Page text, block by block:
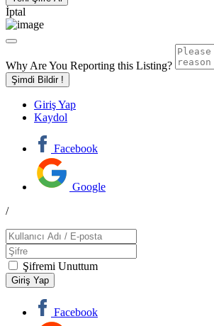
İptal
Why Are You Reporting this Listing?
Şimdi Bildir !
Giriş Yap
Kaydol
Facebook
Google
/
Şifremi Unuttum
Facebook